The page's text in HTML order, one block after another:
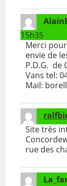
15h35
Merci
envie de
P.D.G. de
Vans tel:
Mail:
Site très
rue des